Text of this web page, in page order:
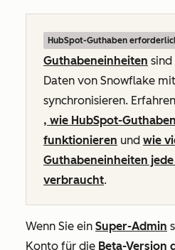
HubSpot-Guthaben
Guthabeneinheiten
Daten von Snowflake
synchronisieren.
, wie HubSpot-
funktionieren und wie
Guthabeneinheiten
verbraucht.
Wenn Sie ein Super-Admin
Konto für die Beta-Version